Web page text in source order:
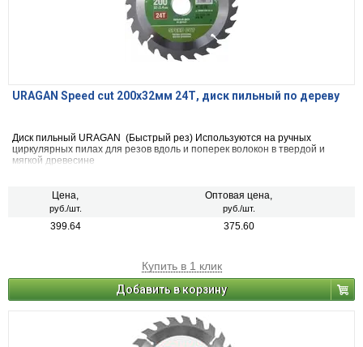
URAGAN Speed cut 200х32мм 24Т, диск пильный по дереву
Диск пильный URAGAN (Быстрый рез) Используются на ручных
циркулярных пилах для резов вдоль и поперек волокон в твердой и
мягкой древесине
Цена,
руб./шт.
Оптовая цена,
руб./шт.
399.64 375.60
Купить в 1 клик
Добавить в корзину